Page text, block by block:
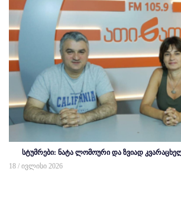
სტუმრები: ნატა ლომოური და ზვიად
18 / ივლისი 2026